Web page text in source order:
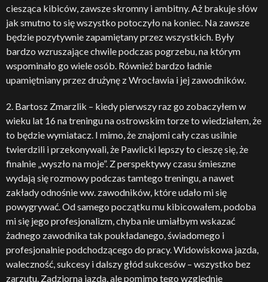
ciesząca kibiców, zawsze skromny i ambitny. Aż brakuje słów
jak smutno to się wszystko potoczyło na koniec. Na zawsze
będzie pozytywnie zapamiętany przez wszystkich. Były
bardzo wzruszające chwile podczas pogrzebu, na którym
wspominało go wiele osób. Również bardzo ładnie
upamiętniany przez drużynę z Wrocławia i jej zawodników.
2. Bartosz Zmarzlik – kiedy pierwszy raz go zobaczyłem w
wieku lat 16 na treningu na ostrowskim torze to wiedziałem, że
to będzie wymiatacz. I mimo, że znajomi cały czas usilnie
twierdzili i przekonywali, że Pawlicki lepszy to cieszę się, że
finalnie „wyszło na moje”. Z perspektywy czasu śmieszne
wydają się rozmowy podczas tamtego treningu, a nawet
zakłady odnośnie ww. zawodników, które udało mi się
powygrywać. Od samego początku mu kibicowałem, podoba
mi się jego profesjonalizm, chyba nie umiałbym wskazać
żadnego zawodnika tak poukładanego, świadomego i
profesjonalnie podchodzącego do pracy. Widowiskowa jazda,
waleczność, sukcesy i dalszy głód sukcesów – wszystko bez
zarzutu. Zadziorna jazda, ale pomimo tego względnie